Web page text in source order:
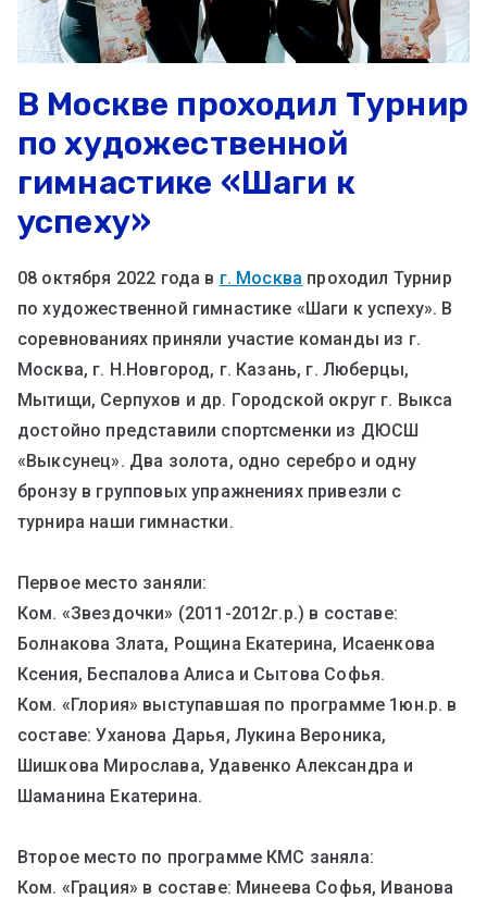
В Москве проходил Турнир
по художественной
гимнастике «Шаги к
успеху»
08 октября 2022 года в г. Москва проходил Турнир
по художественной гимнастике «Шаги к успеху». В
соревнованиях приняли участие команды из г.
Москва, г. Н.Новгород, г. Казань, г. Люберцы,
Мытищи, Серпухов и др. Городской округ г. Выкса
достойно представили спортсменки из ДЮСШ
«Выксунец». Два золота, одно серебро и одну
бронзу в групповых упражнениях привезли с
турнира наши гимнастки.
Первое место заняли:
Ком. «Звездочки» (2011-2012г.р.) в составе:
Болнакова Злата, Рощина Екатерина, Исаенкова
Ксения, Беспалова Алиса и Сытова Софья.
Ком. «Глория» выступавшая по программе 1юн.р. в
составе: Уханова Дарья, Лукина Вероника,
Шишкова Мирослава, Удавенко Александра и
Шаманина Екатерина.
Второе место по программе КМС заняла:
Ком. «Грация» в составе: Минеева Софья, Иванова